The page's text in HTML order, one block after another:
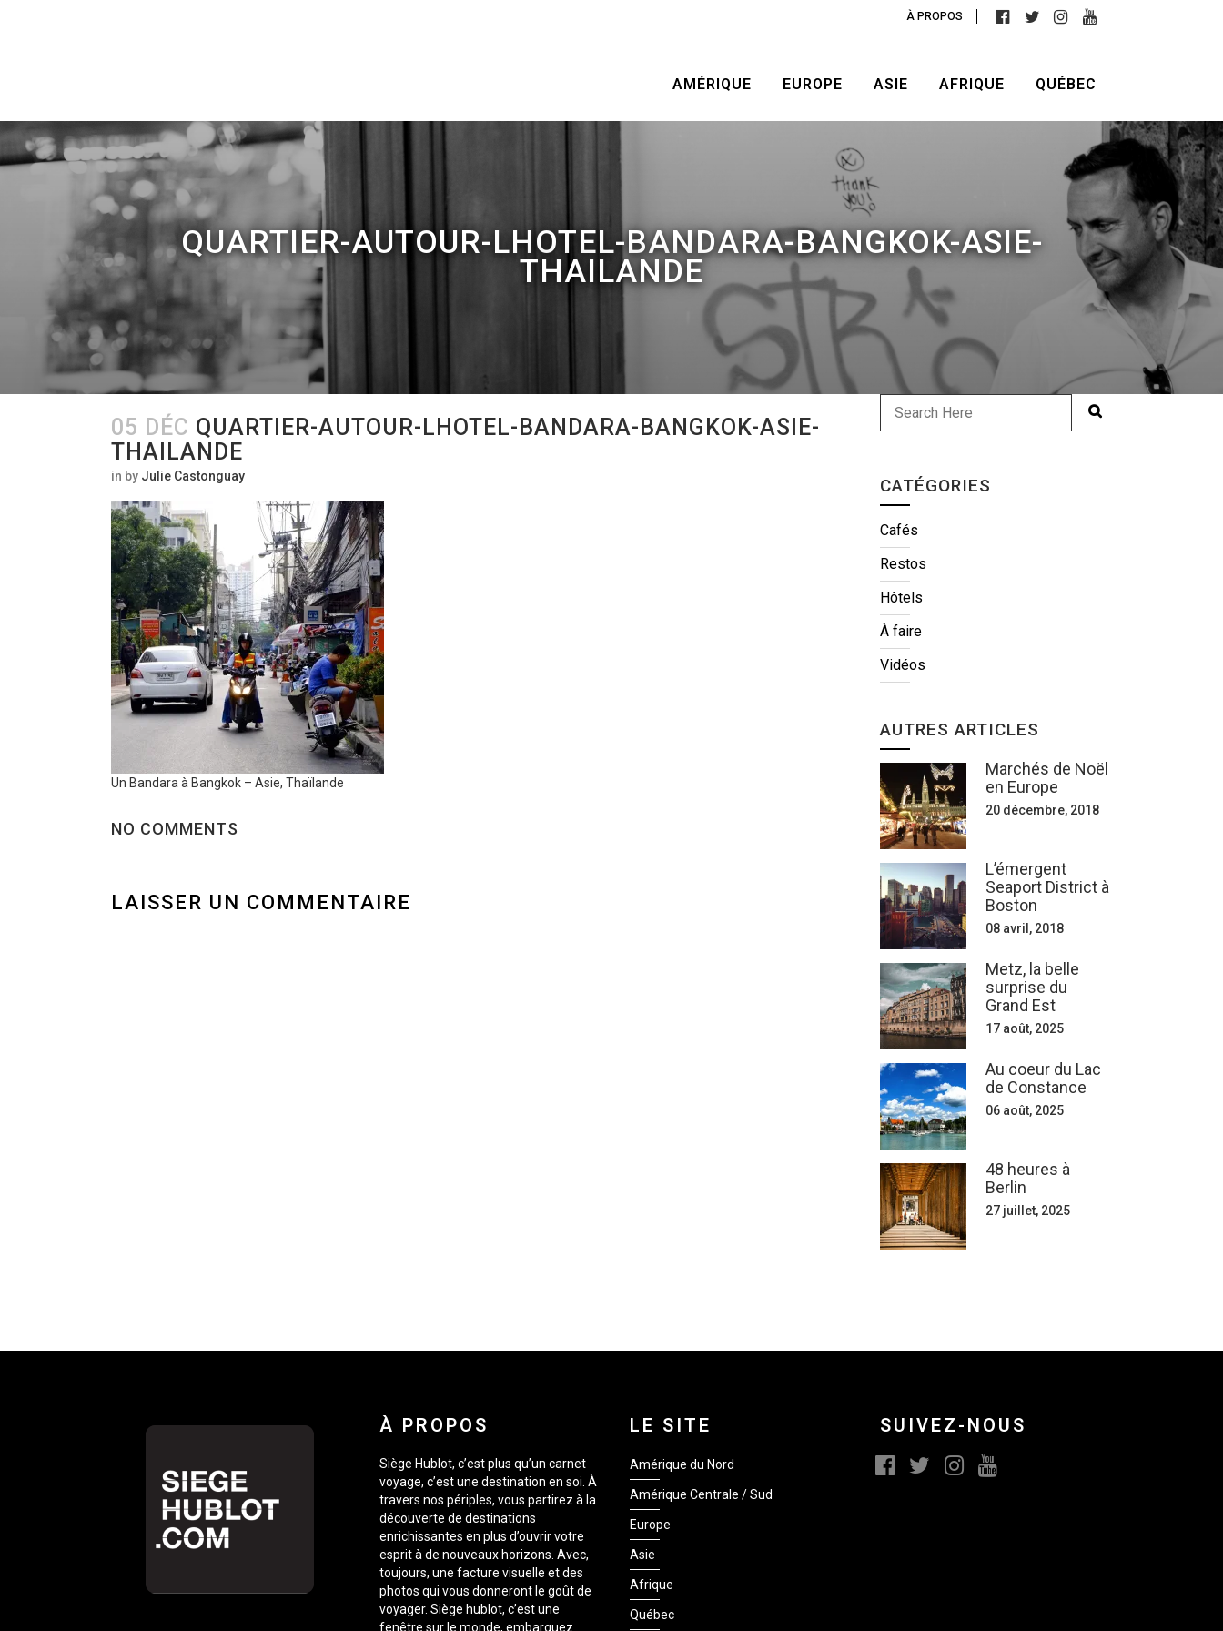
À PROPOS
AMÉRIQUE EUROPE ASIE AFRIQUE QUÉBEC
QUARTIER-AUTOUR-LHOTEL-BANDARA-BANGKOK-ASIE-
THAILANDE
05 DÉC QUARTIER-AUTOUR-LHOTEL-BANDARA-BANGKOK-ASIE-
THAILANDE
in by Julie Castonguay
Un Bandara à Bangkok – Asie, Thaïlande
NO COMMENTS
LAISSER UN COMMENTAIRE
CATÉGORIES
Cafés
Restos
Hôtels
À faire
Vidéos
AUTRES ARTICLES
Marchés de Noël
en Europe
20 décembre, 2018
L’émergent
Seaport District à
Boston
08 avril, 2018
Metz, la belle
surprise du
Grand Est
17 août, 2025
Au coeur du Lac
de Constance
06 août, 2025
48 heures à
Berlin
27 juillet, 2025
À PROPOS
Siège Hublot, c’est plus qu’un carnet
voyage, c’est une destination en soi. À
travers nos périples, vous partirez à la
découverte de destinations
enrichissantes en plus d’ouvrir votre
esprit à de nouveaux horizons. Avec,
toujours, une facture visuelle et des
photos qui vous donneront le goût de
voyager. Siège hublot, c’est une
fenêtre sur le monde, embarquez
LE SITE
Amérique du Nord
Amérique Centrale / Sud
Europe
Asie
Afrique
Québec
SUIVEZ-NOUS